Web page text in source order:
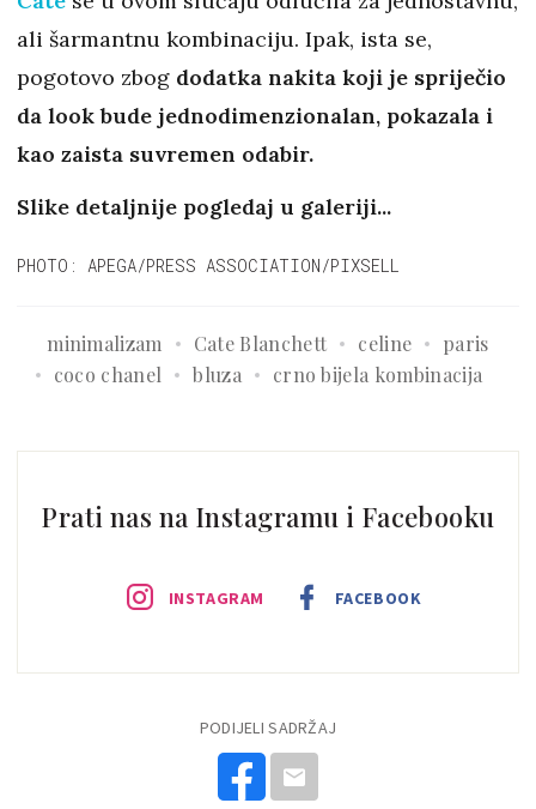
ali šarmantnu kombinaciju. Ipak, ista se,
pogotovo zbog dodatka nakita koji je spriječio
da look bude jednodimenzionalan, pokazala i
kao zaista suvremen odabir.
Slike detaljnije pogledaj u galeriji...
PHOTO: APEGA/PRESS ASSOCIATION/PIXSELL
minimalizam Cate Blanchett celine
paris
coco chanel
bluza crno bijela kombinacija
Prati nas na Instagramu i Facebooku
INSTAGRAM FACEBOOK
PODIJELI SADRŽAJ